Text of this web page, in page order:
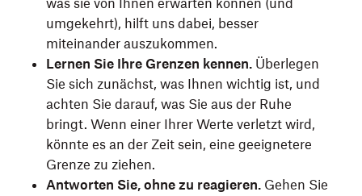
was sie von Ihnen erwarten können (und
umgekehrt), hilft uns dabei, besser
miteinander auszukommen.
Lernen Sie Ihre Grenzen kennen. Überlegen
Sie sich zunächst, was Ihnen wichtig ist, und
achten Sie darauf, was Sie aus der Ruhe
bringt. Wenn einer Ihrer Werte verletzt wird,
könnte es an der Zeit sein, eine geeignetere
Grenze zu ziehen.
Antworten Sie, ohne zu reagieren. Gehen Sie